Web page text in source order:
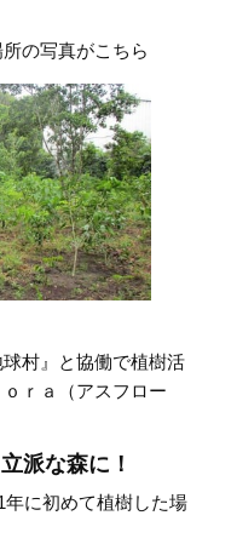
の写真がこちら
村』と協働で植樹活
ｒａ（アスフロー
派な森に！
に初めて植樹した場